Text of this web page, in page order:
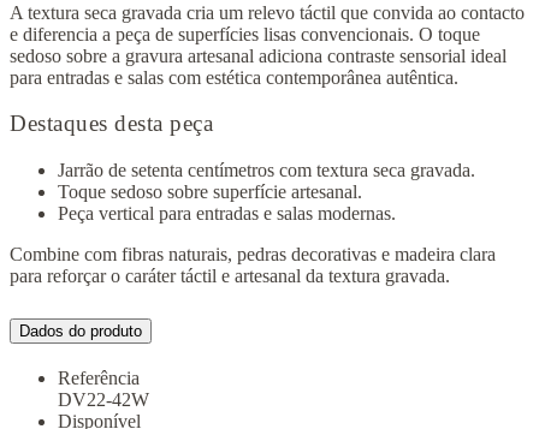
A textura seca gravada cria um relevo táctil que convida ao contacto
e diferencia a peça de superfícies lisas convencionais. O toque
sedoso sobre a gravura artesanal adiciona contraste sensorial ideal
para entradas e salas com estética contemporânea autêntica.
Destaques desta peça
Jarrão de setenta centímetros com textura seca gravada.
Toque sedoso sobre superfície artesanal.
Peça vertical para entradas e salas modernas.
Combine com fibras naturais, pedras decorativas e madeira clara
para reforçar o caráter táctil e artesanal da textura gravada.
Dados do produto
Referência
DV22-42W
Disponível